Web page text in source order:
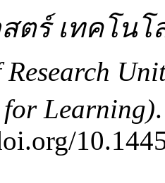
ตร์ เทคโนโ
Learning)